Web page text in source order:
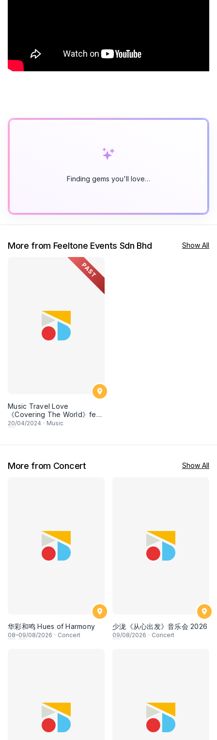
Finding gems you'll love…
More from Feeltone Events Sdn Bhd Show All
PAST
Music Travel Love
《Covering The World》feat.
Dave Moffatt Asia Tour 2024
20/04/2024 · Music
More from Concert Show All
华彩和鸣 Hues of Harmony
08–09/08/2026 · Concert
少泷《从心出发》音乐会 2026
09/08/2026 · Concert